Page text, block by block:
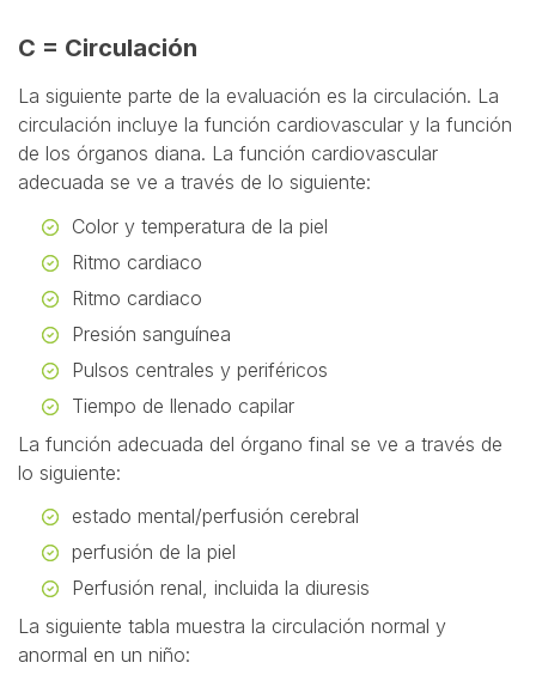
C = Circulación
La siguiente parte de la evaluación es la circulación. La
circulación incluye la función cardiovascular y la función
de los órganos diana. La función cardiovascular
adecuada se ve a través de lo siguiente:
Color y temperatura de la piel
Ritmo cardiaco
Ritmo cardiaco
Presión sanguínea
Pulsos centrales y periféricos
Tiempo de llenado capilar
La función adecuada del órgano final se ve a través de
lo siguiente:
estado mental/perfusión cerebral
perfusión de la piel
Perfusión renal, incluida la diuresis
La siguiente tabla muestra la circulación normal y
anormal en un niño: